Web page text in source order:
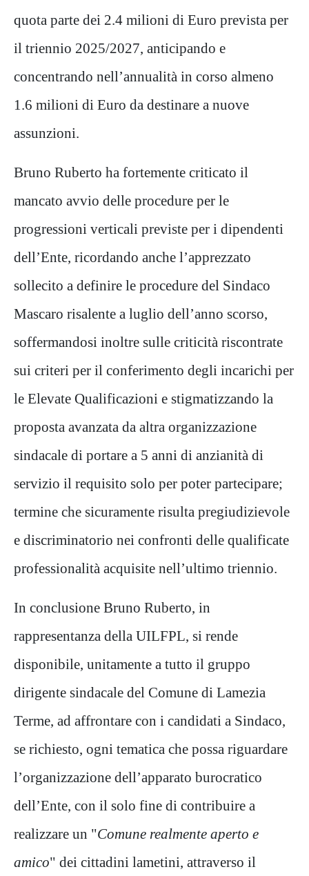
quota parte dei 2.4 milioni di Euro prevista per
il triennio 2025/2027, anticipando e
concentrando nell’annualità in corso almeno
1.6 milioni di Euro da destinare a nuove
assunzioni.
Bruno Ruberto ha fortemente criticato il
mancato avvio delle procedure per le
progressioni verticali previste per i dipendenti
dell’Ente, ricordando anche l’apprezzato
sollecito a definire le procedure del Sindaco
Mascaro risalente a luglio dell’anno scorso,
soffermandosi inoltre sulle criticità riscontrate
sui criteri per il conferimento degli incarichi per
le Elevate Qualificazioni e stigmatizzando la
proposta avanzata da altra organizzazione
sindacale di portare a 5 anni di anzianità di
servizio il requisito solo per poter partecipare;
termine che sicuramente risulta pregiudizievole
e discriminatorio nei confronti delle qualificate
professionalità acquisite nell’ultimo triennio.
In conclusione Bruno Ruberto, in
rappresentanza della UILFPL, si rende
disponibile, unitamente a tutto il gruppo
dirigente sindacale del Comune di Lamezia
Terme, ad affrontare con i candidati a Sindaco,
se richiesto, ogni tematica che possa riguardare
l’organizzazione dell’apparato burocratico
dell’Ente, con il solo fine di contribuire a
realizzare un "Comune realmente aperto e
amico" dei cittadini lametini, attraverso il